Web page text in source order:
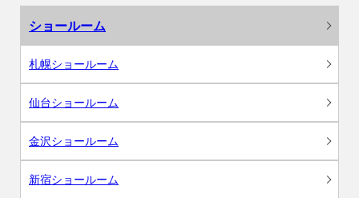
ショールーム
札幌ショールーム
仙台ショールーム
金沢ショールーム
新宿ショールーム